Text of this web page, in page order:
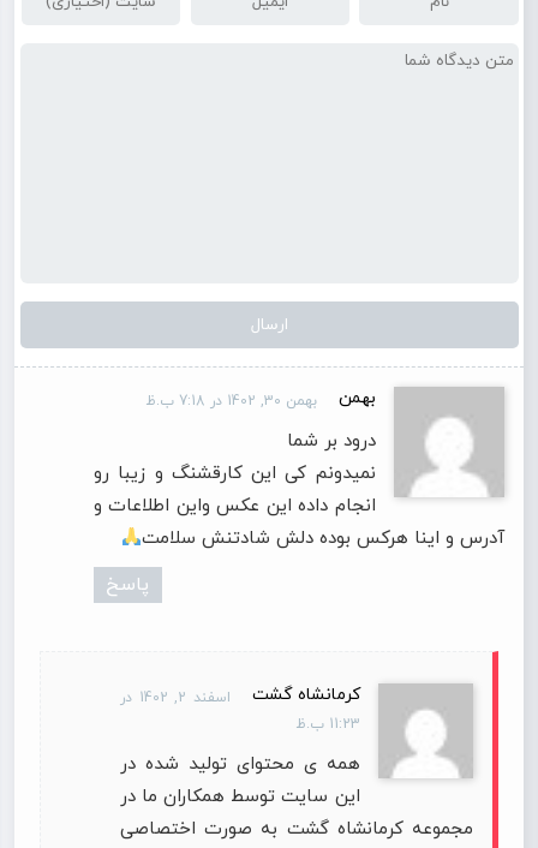
بهمن بهمن 30, 1402 در 7:18 ب.ظ
درود بر شما
نمیدونم کی این کارقشنگ و زیبا رو
انجام داده این عکس واین اطلاعات و
آدرس و اینا هرکس بوده دلش شادتنش سلامت
پاسخ
کرمانشاه گشت
اسفند 2, 1402 در
11:23 ب.ظ
همه ی محتوای تولید شده در
این سایت توسط همکاران ما در
مجموعه کرمانشاه گشت به صورت اختصاصی